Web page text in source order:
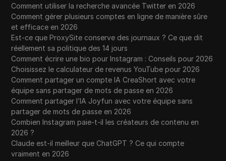
Comment utiliser la recherche avancée Twitter en 2026
Comment gérer plusieurs comptes en ligne de manière sûre
et efficace en 2026
Est-ce que ProxySite conserve des journaux ? Ce que dit
réellement sa politique des 14 jours
Comment écrire une bio pour Instagram : Conseils pour 2026
Choisissez le calculateur de revenus YouTube pour 2026
Comment partager un compte IA CreaShort avec votre
équipe sans partager de mots de passe en 2026
Comment partager l’IA Joyfun avec votre équipe sans
partager de mots de passe en 2026
Combien Instagram paie-t-il les créateurs de contenu en
2026 ?
Claude est-il meilleur que ChatGPT ? Ce qui compte
vraiment en 2026